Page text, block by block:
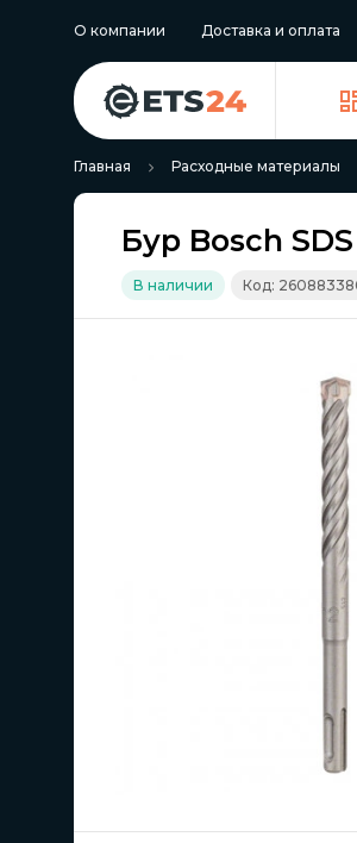
О компании Доставка и оплата
Главная Расходные материалы
Бур Bosch
В наличии Код: